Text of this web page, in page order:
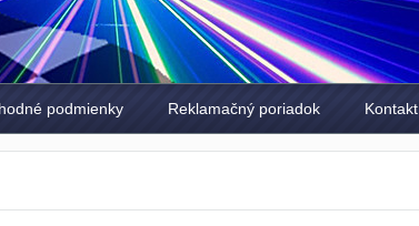
podmienky Reklamačný poriadok Kontakt